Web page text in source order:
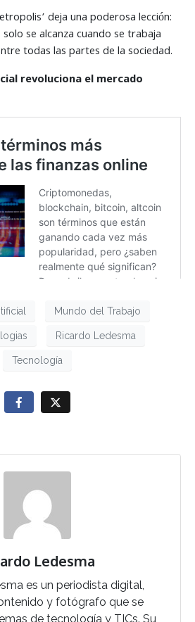
deja una poderosa lección:
se alcanza cuando se trabaja
todas las partes de la sociedad.
revoluciona el mercado
Mundo del Trabajo
Ricardo Ledesma
Tecnología
Ledesma
es un periodista digital,
y fotógrafo que se
de tecnología y TICs. Su